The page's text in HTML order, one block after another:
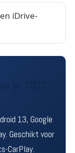
iDrive-
je 2022
13, Google
Geschikt voor
CarPlay.